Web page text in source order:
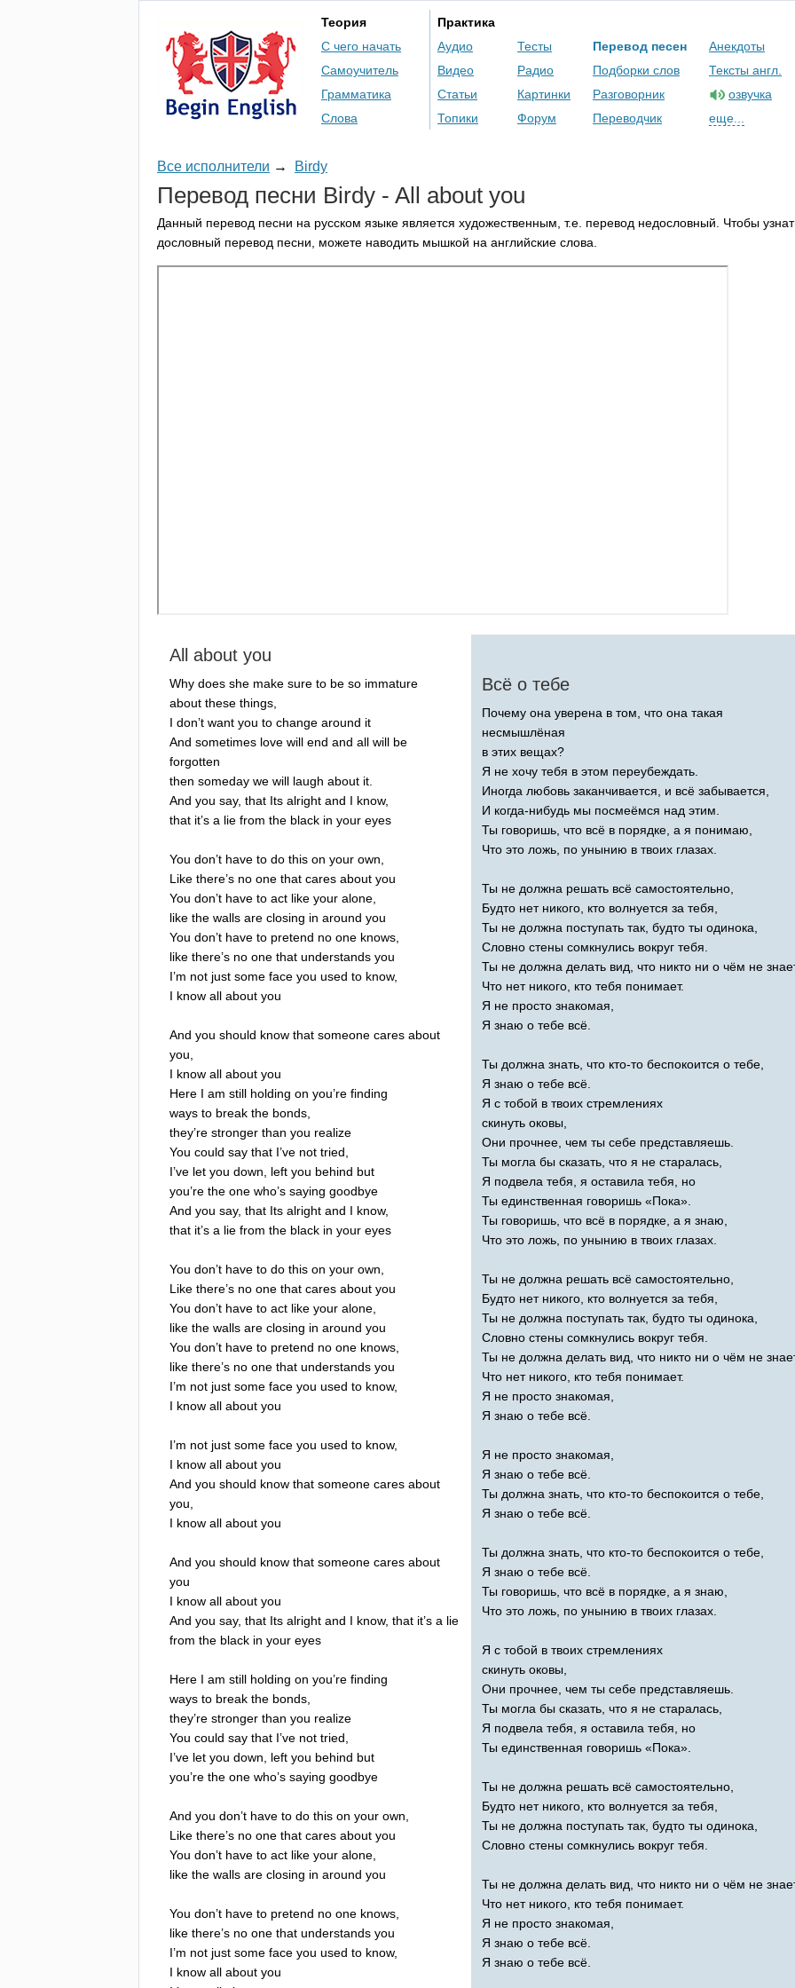
Теория
С чего начать
Самоучитель
Грамматика
Слова
Практика
Аудио
Видео
Статьи
Топики
Тесты
Радио
Картинки
Форум
Перевод песен
Подборки слов
Разговорник
Переводчик
Анекдоты
Тексты англ.
озвучка
еще...
Все исполнители → Birdy
Перевод песни Birdy - All about you
Данный перевод песни на русском языке является художественным, т.е. перевод недословный. Чтобы
дословный перевод песни, можете наводить мышкой на английские слова.
All about you
Why does she make sure to be so immature
about these things
I don’t want you to change around it
And sometimes love will end and all will be
forgotten
then someday we will laugh about it
And you say, that Its alright and I know,
that it’s a lie from the black in your eyes
You don’t have to do this on your own
Like there’s no one that cares about you
You don’t have to act like your alone
like the walls are closing in around you
You don’t have to pretend no one knows
like there’s no one that understands you
I’m not just some face you used to know,
I know all about you
And you should know that someone cares about
you
I know all about you
Here I am still holding on you’re finding
ways to break the bonds
they’re stronger than you realize
You could say that I’ve not tried
I’ve let you down left you behind but
you’re the one who’s saying goodbye
And you say, that Its alright and I know,
that it’s a lie from the black in your eyes
You don’t have to do this on your own
Like there’s no one that cares about you
You don’t have to act like your alone
like the walls are closing in around you
You don’t have to pretend no one knows
like there’s no one that understands you
I’m not just some face you used to know,
I know all about you
I’m not just some face you used to know,
I know all about you
And you should know that someone cares about
you
I know all about you
And you should know that someone cares about
you
I know all about you
And you say, that Its alright and I know, that it’s a lie
from the black in your eyes
Here I am still holding on you’re finding
ways to break the bonds
they’re stronger than you realize
You could say that I’ve not tried
I’ve let you down left you behind but
you’re the one who’s saying goodbye
And you don’t have to do this on your own
Like there’s no one that cares about you
You don’t have to act like your alone
like the walls are closing in around you
You don’t have to pretend no one knows
like there’s no one that understands you
I’m not just some face you used to know,
I know all about you
Всё о тебе
Почему она уверена в том, что она такая
несмышлёная
в этих вещах?
Я не хочу тебя в этом переубеждать.
Иногда любовь заканчивается, и всё забывается,
И когда-нибудь мы посмеёмся над этим.
Ты говоришь, что всё в порядке, а я понимаю,
Что это ложь, по унынию в твоих глазах.
Ты не должна решать всё самостоятельно,
Будто нет никого, кто волнуется за тебя,
Ты не должна поступать так, будто ты одинока,
Словно стены сомкнулись вокруг тебя.
Ты не должна делать вид, что никто ни о чём не
Что нет никого, кто тебя понимает.
Я не просто знакомая,
Я знаю о тебе всё.
Ты должна знать, что кто-то беспокоится о тебе,
Я знаю о тебе всё.
Я с тобой в твоих стремлениях
скинуть оковы,
Они прочнее, чем ты себе представляешь.
Ты могла бы сказать, что я не старалась,
Я подвела тебя, я оставила тебя, но
Ты единственная говоришь «Пока».
Ты говоришь, что всё в порядке, а я знаю,
Что это ложь, по унынию в твоих глазах.
Ты не должна решать всё самостоятельно,
Будто нет никого, кто волнуется за тебя,
Ты не должна поступать так, будто ты одинока,
Словно стены сомкнулись вокруг тебя.
Ты не должна делать вид, что никто ни о чём не
Что нет никого, кто тебя понимает.
Я не просто знакомая,
Я знаю о тебе всё.
Я не просто знакомая,
Я знаю о тебе всё.
Ты должна знать, что кто-то беспокоится о тебе,
Я знаю о тебе всё.
Ты должна знать, что кто-то беспокоится о тебе,
Я знаю о тебе всё.
Ты говоришь, что всё в порядке, а я знаю,
Что это ложь, по унынию в твоих глазах.
Я с тобой в твоих стремлениях
скинуть оковы,
Они прочнее, чем ты себе представляешь.
Ты могла бы сказать, что я не старалась,
Я подвела тебя, я оставила тебя, но
Ты единственная говоришь «Пока».
Ты не должна решать всё самостоятельно,
Будто нет никого, кто волнуется за тебя,
Ты не должна поступать так, будто ты одинока,
Словно стены сомкнулись вокруг тебя.
Ты не должна делать вид, что никто ни о чём не
Что нет никого, кто тебя понимает.
Я не просто знакомая,
Я знаю о тебе всё.
Я знаю о тебе всё.